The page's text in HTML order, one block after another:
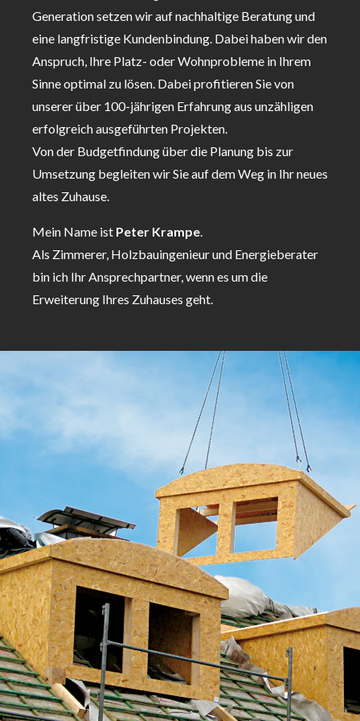
Generation setzen wir auf nachhaltige Beratung und
eine langfristige Kundenbindung. Dabei haben wir den
Anspruch, Ihre Platz- oder Wohnprobleme in Ihrem
Sinne optimal zu lösen. Dabei profitieren Sie von
unserer über 100-jährigen Erfahrung aus unzähligen
erfolgreich ausgeführten Projekten.
Von der Budgetfindung über die Planung bis zur
Umsetzung begleiten wir Sie auf dem Weg in Ihr neues
altes Zuhause.
Mein Name ist Peter Krampe.
Als Zimmerer, Holzbauingenieur und Energieberater
bin ich Ihr Ansprechpartner, wenn es um die
Erweiterung Ihres Zuhauses geht.